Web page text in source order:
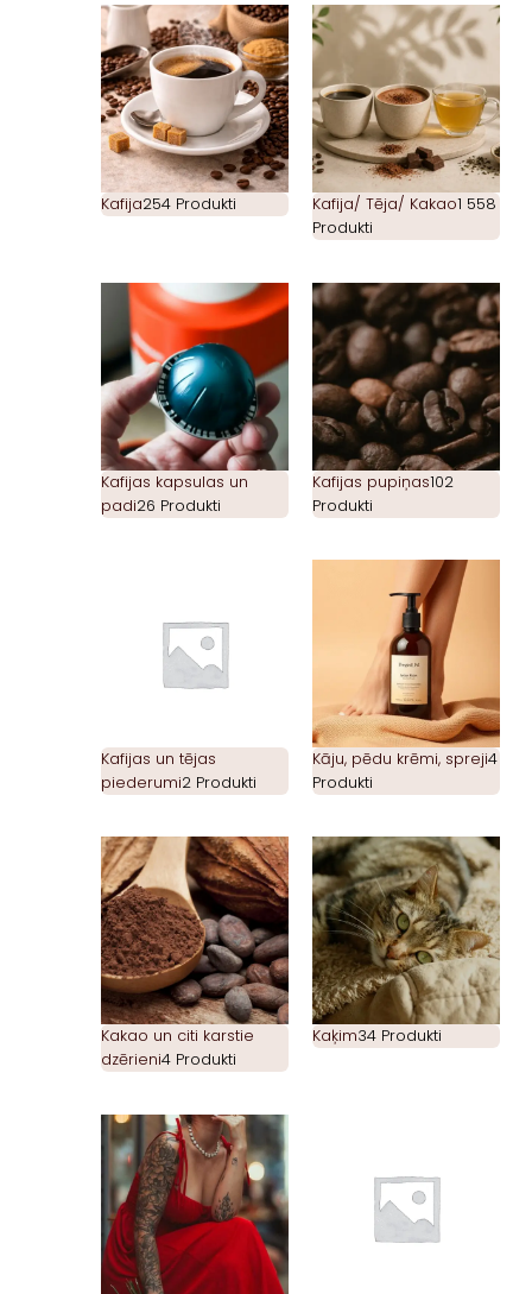
Kafija254 Produkti Kafija/ Tēja/ Kakao1 558
Produkti
Kafijas kapsulas un
padi26 Produkti
Kafijas pupiņas102
Produkti
Kafijas un tējas
piederumi2 Produkti
Kāju, pēdu krēmi, spreji4
Produkti
Kakao un citi karstie
dzērieni4 Produkti
Kaķim34 Produkti